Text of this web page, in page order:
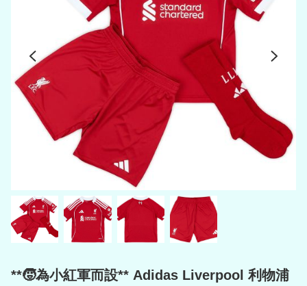
**🧒為小紅軍而設** Adidas Liverpool 利物浦